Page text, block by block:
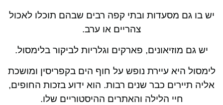
יש בו גם מסעדות ובתי קפה רבים שבהם תוכלו לאכול
צהריים או ערב.
יש גם מוזיאונים, פארקים וגלריות לביקור בלימסול.
לימסול היא עיירת נופש על חוף הים בקפריסין ומושכת
אליה תיירים כבר שנים רבות. הוא ידוע בזכות החופים,
חיי הלילה והאתרים ההיסטוריים שלו.